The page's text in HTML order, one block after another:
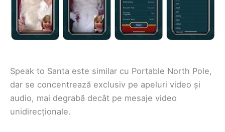
Speak to Santa este similar cu Portable North Pole,
dar se concentrează exclusiv pe apeluri video și
audio, mai degrabă decât pe mesaje video
unidirecționale.